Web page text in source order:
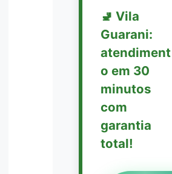
🚽 Vila
Guarani:
atendiment
o em 30
minutos
com
garantia
total!